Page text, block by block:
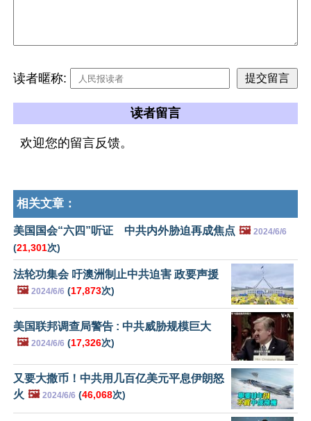
读者暱称:
读者留言
欢迎您的留言反馈。
相关文章：
美国国会“六四”听证 中共内外胁迫再成焦点 🖼️ 2024/6/6
(21,301次)
法轮功集会 吁澳洲制止中共迫害 政要声援
🖼️ 2024/6/6 (17,873次)
美国联邦调查局警告 : 中共威胁规模巨大
🖼️ 2024/6/6 (17,326次)
又要大撒币！中共用几百亿美元平息伊朗怒
火 🖼️ 2024/6/6 (46,068次)